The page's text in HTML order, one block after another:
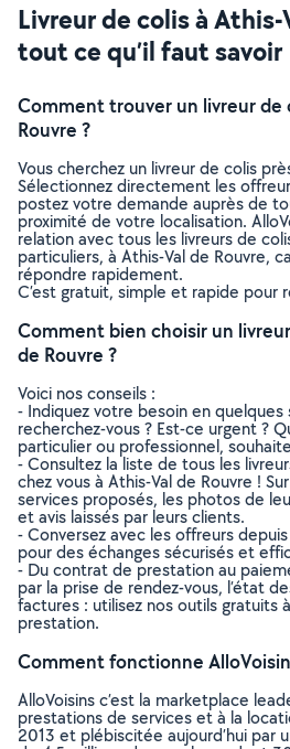
Livreur de colis à Athis-
tout ce qu’il faut savoir
Comment trouver un livreur de
Rouvre ?
Vous cherchez un livreur de colis
Sélectionnez directement les
postez votre demande auprès de
proximité de votre localisation.
relation avec tous les livreurs de
particuliers, à Athis-Val de Rouvre,
répondre rapidement.
C’est gratuit, simple et rapide pour
Comment bien choisir un
de Rouvre ?
Voici nos conseils :
- Indiquez votre besoin en
recherchez-vous ? Est-ce urgent ?
particulier ou professionnel,
- Consultez la liste de tous les
chez vous à Athis-Val de Rouvre !
services proposés, les photos de
et avis laissés par leurs clients.
- Conversez avec les offreurs
pour des échanges sécurisés et
- Du contrat de prestation au
par la prise de rendez-vous, l’état
factures : utilisez nos outils gratuits
prestation.
Comment fonctionne
AlloVoisins c’est la marketplace
prestations de services et à la
2013 et plébiscitée aujourd’hui par